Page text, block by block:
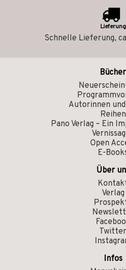
Lieferung
Schnelle Lieferung,
Bücher
Autorinnen
Reihen
Pano Verlag – Ein
Open
E-
Über
Verlag
Twitter
Infos